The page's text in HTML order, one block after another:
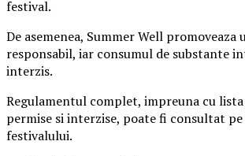
festival.
De asemenea, Summer Well promoveaza
responsabil, iar consumul de substante
interzis.
Regulamentul complet, impreuna cu
permise si interzise, poate fi consultat
festivalului.